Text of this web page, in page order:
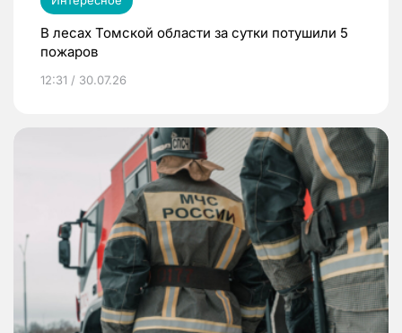
В лесах Томской области за сутки потушили 5
пожаров
12:31 / 30.07.26